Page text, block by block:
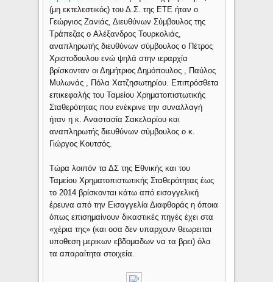
(μη εκτελεστικός) του Δ.Σ. της ΕΤΕ ήταν ο
Γεώργιος Ζανιάς, Διευθύνων Σύμβουλος της
Τράπεζας o Αλέξανδρος Τουρκολιάς,
αναπληρωτής διευθύνων σύμβουλος ο Πέτρος
Χριστοδουλου ενώ ψηλά στην ιεραρχία
βρίσκονταν οι Δημήτριος Δημόπουλος , Παύλος
Μυλωνάς , Πόλα Χατζησωτηρίου. Επιπρόσθετα
επικεφαλής του Ταμείου Χρηματοπιστωτικής
Σταθερότητας που ενέκρινε την συναλλαγή
ήταν η κ. Αναστασία Σακελαρίου και
αναπληρωτής διευθύνων σύμβουλος ο κ.
Γιώργος Κουτσός.
Τώρα λοιπόν τα ΔΣ της Εθνικής και του
Ταμείου Χρηματοπιστωτικής Σταθερότητας έως
το 2014 βρίσκονται κάτω από εισαγγελική
έρευνα από την Εισαγγελία Διαφθοράς η όποια
όπως επισημαίνουν δικαστικές πηγές έχει στα
«χέρια της» (και οσα δεν υπαρχουν θεωρειται
υποθεση μερικων εβδομαδων να τα βρει) όλα
τα απαραίτητα στοιχεία.